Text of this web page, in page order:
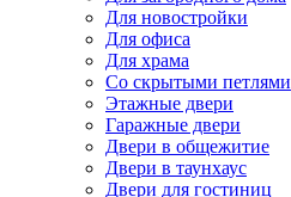
Для новостройки
Для офиса
Для храма
Со скрытыми петлями
Этажные двери
Гаражные двери
Двери в общежитие
Двери в таунхаус
Двери для гостиниц